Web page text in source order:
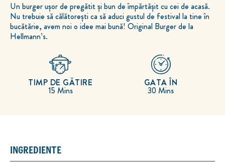
Un burger ușor de pregătit și bun de împărtășit cu cei de acasă.
Nu trebuie să călătorești ca să aduci gustul de festival la tine în
bucătărie, avem noi o idee mai bună! Original Burger de la
Hellmann’s.
15 Mins
TIMP DE GĂTIRE
30 Mins
GATA ÎN
INGREDIENTE